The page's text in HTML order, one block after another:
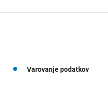
Varovanje podatkov